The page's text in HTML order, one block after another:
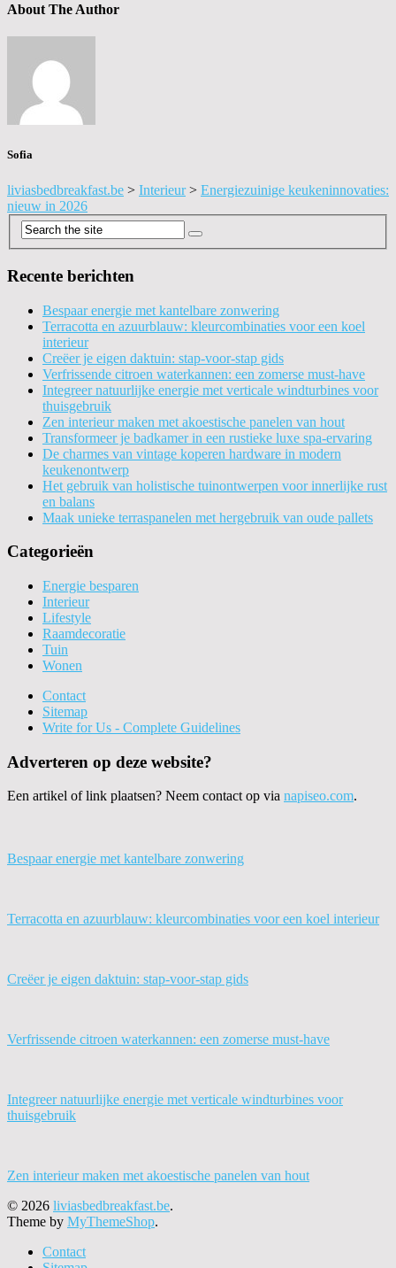
About The Author
Sofia
liviasbedbreakfast.be > Interieur> Energiezuinige keukeninnovaties:
nieuw in 2026
Recente berichten
Bespaar energie met kantelbare zonwering
Terracotta en azuurblauw: kleurcombinaties voor een koel
interieur
Creëer je eigen daktuin: stap-voor-stap gids
Verfrissende citroen waterkannen: een zomerse must-have
Integreer natuurlijke energie met verticale windturbines voor
thuisgebruik
Zen interieur maken met akoestische panelen van hout
Transformeer je badkamer in een rustieke luxe spa-ervaring
De charmes van vintage koperen hardware in modern
keukenontwerp
Het gebruik van holistische tuinontwerpen voor innerlijke rust
en balans
Maak unieke terraspanelen met hergebruik van oude pallets
Categorieën
Energie besparen
Interieur
Lifestyle
Raamdecoratie
Tuin
Wonen
Contact
Sitemap
Write for Us - Complete Guidelines
Adverteren op deze website?
Een artikel of link plaatsen? Neem contact op via napiseo.com.
Bespaar energie met kantelbare zonwering
Terracotta en azuurblauw: kleurcombinaties voor een koel interieur
Creëer je eigen daktuin: stap-voor-stap gids
Verfrissende citroen waterkannen: een zomerse must-have
Integreer natuurlijke energie met verticale windturbines voor
thuisgebruik
Zen interieur maken met akoestische panelen van hout
© 2026 liviasbedbreakfast.be.
Theme by MyThemeShop.
Contact